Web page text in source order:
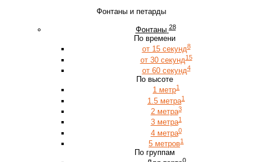
Фонтаны и петарды
Фонтаны 28
По времени
от 15 секунд8
от 30 секунд15
от 60 секунд4
По высоте
1 метр1
1.5 метра1
2 метра3
3 метра1
4 метра0
5 метров1
По группам
0